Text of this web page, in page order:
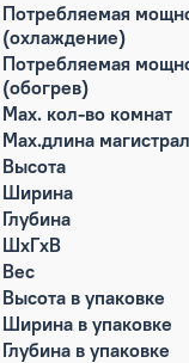
Потребляемая
(охлаждение)
Потребляемая
(обогрев)
Max. кол-во комнат
Max.длина
Высота
Ширина
Глубина
ШxГxВ
Вес
Высота в упаковке
Ширина в упаковке
Глубина в упаковке